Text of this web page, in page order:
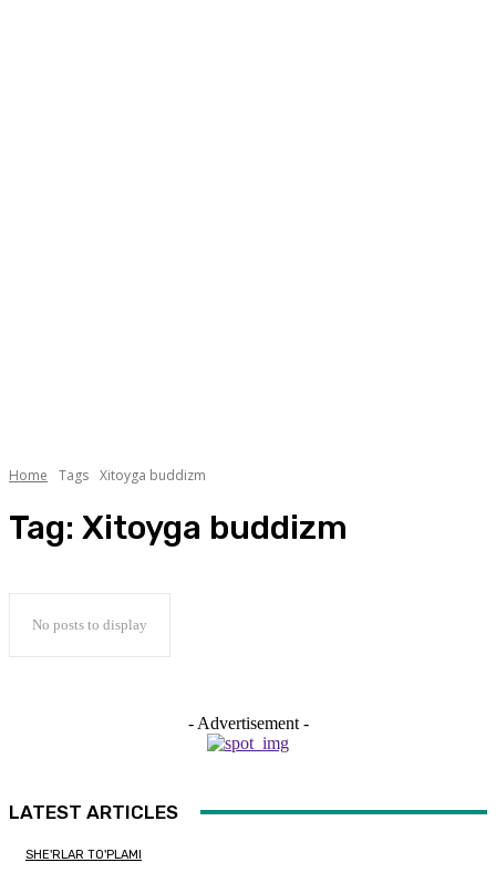
Home Tags Xitoyga buddizm
Tag: Xitoyga buddizm
No posts to display
- Advertisement -
LATEST ARTICLES
SHE'RLAR TO'PLAMI